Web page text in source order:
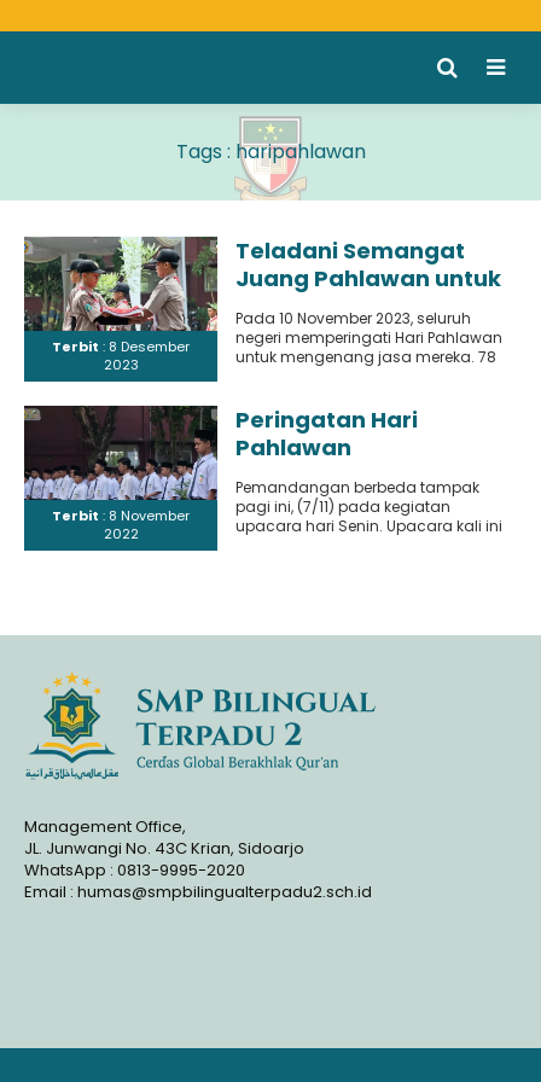
Tags : haripahlawan
Terbit : 8 Desember
2023
Teladani Semangat
Juang Pahlawan untuk
Indonesia yang Lebih
Maju
Pada 10 November 2023, seluruh
negeri memperingati Hari Pahlawan
untuk mengenang jasa mereka. 78
Terbit : 8 November
2022
Peringatan Hari
Pahlawan
Pemandangan berbeda tampak
pagi ini, (7/11) pada kegiatan
upacara hari Senin. Upacara kali ini
Management Office,
JL. Junwangi No. 43C Krian, Sidoarjo
WhatsApp : 0813-9995-2020
Email : humas@smpbilingualterpadu2.sch.id